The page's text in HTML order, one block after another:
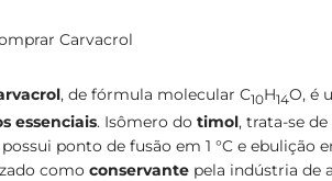
, de fórmula molecular C10H14O, é
essenciais. Isômero do timol, trata-se
ponto de fusão em 1 °C e ebulição
como conservantepela indústria de